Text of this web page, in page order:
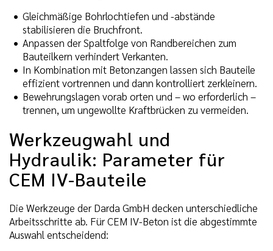
Gleichmäßige Bohrlochtiefen und -abstände
stabilisieren die Bruchfront.
Anpassen der Spaltfolge von Randbereichen zum
Bauteilkern verhindert Verkanten.
In Kombination mit Betonzangen lassen sich Bauteile
effizient vortrennen und dann kontrolliert zerkleinern.
Bewehrungslagen vorab orten und – wo erforderlich –
trennen, um ungewollte Kraftbrücken zu vermeiden.
Werkzeugwahl und
Hydraulik: Parameter für
CEM IV-Bauteile
Die Werkzeuge der Darda GmbH decken unterschiedliche
Arbeitsschritte ab. Für CEM IV-Beton ist die abgestimmte
Auswahl entscheidend: